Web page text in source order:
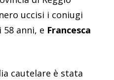
uccisi i coniugi
58 anni, e Francesca
cautelare è stata